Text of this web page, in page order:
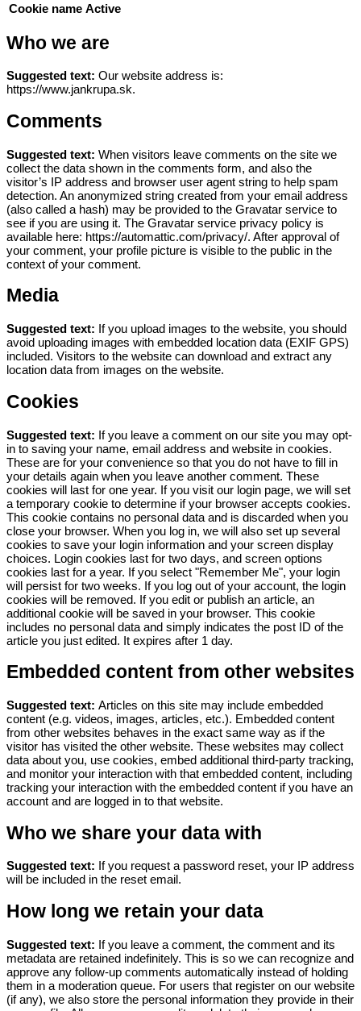
Cookie name Active
Who we are
Suggested text: Our website address is:
https://www.jankrupa.sk.
Comments
Suggested text: When visitors leave comments on the site we
collect the data shown in the comments form, and also the
visitor’s IP address and browser user agent string to help spam
detection. An anonymized string created from your email address
(also called a hash) may be provided to the Gravatar service to
see if you are using it. The Gravatar service privacy policy is
available here: https://automattic.com/privacy/. After approval of
your comment, your profile picture is visible to the public in the
context of your comment.
Media
Suggested text: If you upload images to the website, you should
avoid uploading images with embedded location data (EXIF GPS)
included. Visitors to the website can download and extract any
location data from images on the website.
Cookies
Suggested text: If you leave a comment on our site you may opt-
in to saving your name, email address and website in cookies.
These are for your convenience so that you do not have to fill in
your details again when you leave another comment. These
cookies will last for one year. If you visit our login page, we will set
a temporary cookie to determine if your browser accepts cookies.
This cookie contains no personal data and is discarded when you
close your browser. When you log in, we will also set up several
cookies to save your login information and your screen display
choices. Login cookies last for two days, and screen options
cookies last for a year. If you select "Remember Me", your login
will persist for two weeks. If you log out of your account, the login
cookies will be removed. If you edit or publish an article, an
additional cookie will be saved in your browser. This cookie
includes no personal data and simply indicates the post ID of the
article you just edited. It expires after 1 day.
Embedded content from other websites
Suggested text: Articles on this site may include embedded
content (e.g. videos, images, articles, etc.). Embedded content
from other websites behaves in the exact same way as if the
visitor has visited the other website. These websites may collect
data about you, use cookies, embed additional third-party tracking,
and monitor your interaction with that embedded content, including
tracking your interaction with the embedded content if you have an
account and are logged in to that website.
Who we share your data with
Suggested text: If you request a password reset, your IP address
will be included in the reset email.
How long we retain your data
Suggested text: If you leave a comment, the comment and its
metadata are retained indefinitely. This is so we can recognize and
approve any follow-up comments automatically instead of holding
them in a moderation queue. For users that register on our website
(if any), we also store the personal information they provide in their